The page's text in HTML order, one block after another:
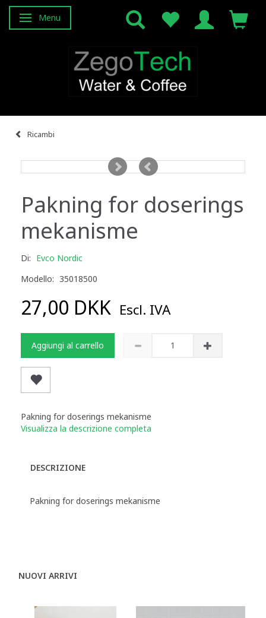
Attiva/disattiva navigazione
Menu
Ricambi
Pakning for doserings
mekanisme
Di: Evco Nordic
Modello: 35018500
27,00 DKK Escl. IVA
Aggiungi al carrello
Pakning for doserings mekanisme
Visualizza la descrizione completa
DESCRIZIONE
Pakning for doserings mekanisme
NUOVI ARRIVI